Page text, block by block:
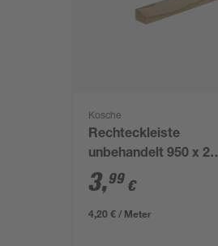
Kosche
Rechteckleiste
unbehandelt 950 x 20
x 15 mm
3,99 €
4,20 € / Meter